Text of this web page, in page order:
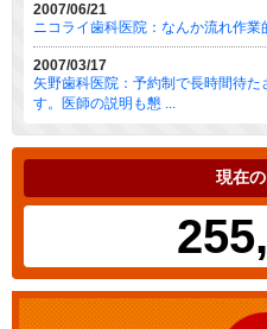
2007/06/21
ニコライ歯科医院：なんか流れ作業
2007/03/17
矢野歯科医院：予約制で長時間待た
す。医師の説明も懇 ...
現在